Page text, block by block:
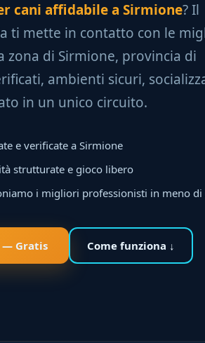
cani affidabile a Sirmione? Il
ti mette in contatto con le
zona di Sirmione, provincia di
ambienti sicuri,
in un unico circuito.
e verificate a Sirmione
strutturate e gioco libero
i migliori professionisti in meno di
— Gratis Come funziona ↓